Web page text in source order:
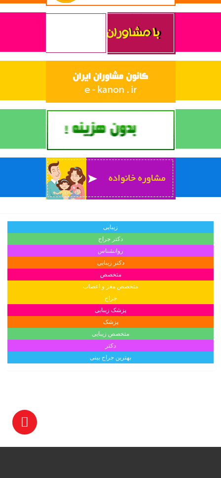
زیبایی
دکتر جراح
روانشناس
دکتر زیبایی
متخصص
متخصص مغز و اعصاب
جراح
پزشک زیبایی
پزشک
متخصص زیبایی
دکتر
بهترین جراح بینی